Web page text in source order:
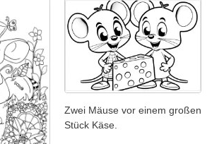
Zwei Mäuse vor einem großen
Stück Käse.